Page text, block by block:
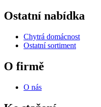
Ostatní nabídka
Chytrá domácnost
Ostatní sortiment
O firmě
O nás